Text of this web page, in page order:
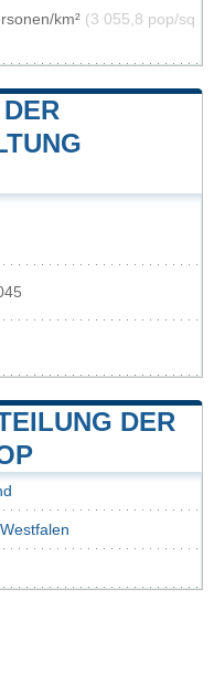
km² (3 055,8 pop/sq
DER